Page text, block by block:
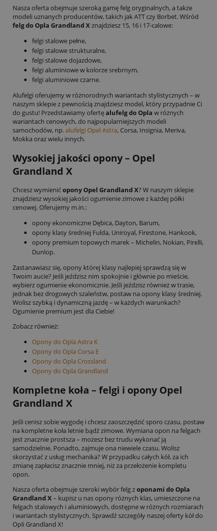
Nasza oferta obejmuje szeroką gamę felg oryginalnych, a także
modeli uznanych producentów, takich jak ATT czy Borbet. Wśród
felg do Opla Grandland Xznajdziesz 15, 16 i 17-calowe:
felgi stalowe pełne,
felgi stalowe strukturalne,
felgi stalowe dojazdowe,
felgi aluminiowe w kolorze srebrnym,
felgi aluminiowe czarne.
Alufelgi oferujemy w różnorodnych wariantach stylistycznych – w
naszym sklepie z pewnością znajdziesz model, który przypadnie Ci
do gustu! Przedstawiamy ofertęalufelg do Opla w różnych
wariantach cenowych, do najpopularniejszych modeli
samochodów, np.alufelgi Opel Astra, Corsa, Insignia, Meriva,
Mokka oraz wielu innych.
Wysokiej jakości opony – Opel
Grandland X
Chcesz wymienićopony Opel Grandland X? W naszym sklepie
znajdziesz wysokiej jakości ogumienie zimowe z każdej półki
cenowej. Oferujemy m.in.:
opony ekonomiczne Dębica, Dayton, Barum,
opony klasy średniej Fulda, Uniroyal, Firestone, Hankook,
opony premium topowych marek – Michelin, Nokian, Pirelli,
Dunlop.
Zastanawiasz się, opony której klasy najlepiej sprawdzą się w
Twoim aucie? Jeśli jeździsz nim spokojnie i głównie po mieście,
wybierz ogumienie ekonomicznie. Jeśli jeździsz również w trasie,
jednak bez drogowych szaleństw, postaw na opony klasy średniej.
Wolisz szybką i dynamiczną jazdę – w każdych warunkach?
Ogumienie premium jest dla Ciebie!
Zobacz również:
Opony do Opla Astra K
Opony do Opla Corsa E
Opony do Opla Crossland
Opony do Opla Grandland
Kompletne koła –felgi i opony Opel
Grandland X
Jeśli cenisz sobie wygodę i chcesz zaoszczędzić sporo czasu, postaw
na kompletne koła letnie bądź zimowe. Wymiana opon na felgach
jest znacznie prostsza – możesz bez trudu wykonać ją
samodzielnie. Ponadto, zajmuje ona niewiele czasu. Wolisz
skorzystać z usług mechanika? W przypadku całych kół, za ich
zmianę zapłacisz znacznie mniej, niż za przełożenie kompletu
opon.
Nasza oferta obejmuje szeroki wybór felg zoponami do Opla
Grandland X– kupisz u nas opony różnych klas, umieszczone na
felgach stalowych i aluminiowych, dostępne w różnych rozmiarach
i wariantach stylistycznych. Sprawdź szczegóły naszej oferty kół do
Opli Grandland X!